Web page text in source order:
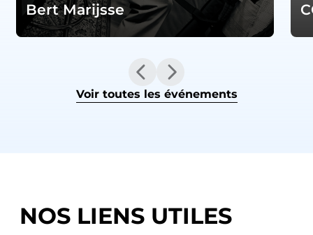
Bert Marijsse
Voir toutes les événements
NOS LIENS UTILES